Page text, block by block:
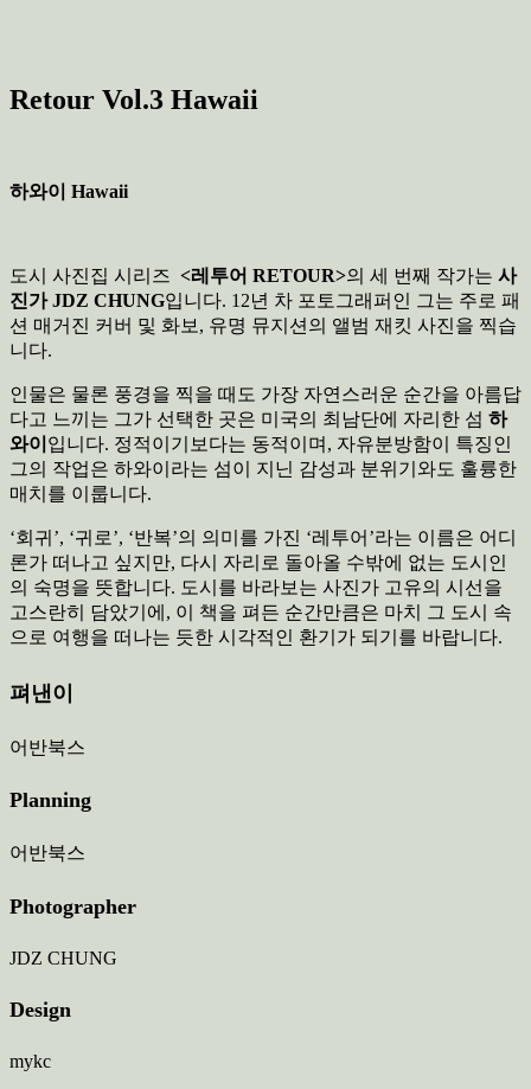
Retour Vol.3 Hawaii
하와이 Hawaii
도시 사진집 시리즈 <레투어 RETOUR>의 세 번째 작가는 사
진가 JDZ CHUNG입니다. 12년 차 포토그래퍼인 그는 주로 패
션 매거진 커버 및 화보, 유명 뮤지션의 앨범 재킷 사진을 찍습
니다.
인물은 물론 풍경을 찍을 때도 가장 자연스러운 순간을 아름답
다고 느끼는 그가 선택한 곳은 미국의 최남단에 자리한 섬 하
와이 입니다. 정적이기보다는 동적이며, 자유분방함이 특징인
그의 작업은 하와이라는 섬이 지닌 감성과 분위기와도 훌륭한
매치를 이룹니다.
‘회귀’, ‘귀로’, ‘반복’의 의미를 가진 ‘레투어’라는 이름은 어디
론가 떠나고 싶지만, 다시 자리로 돌아올 수밖에 없는 도시인
의 숙명을 뜻합니다. 도시를 바라보는 사진가 고유의 시선을
고스란히 담았기에, 이 책을 펴든 순간만큼은 마치 그 도시 속
으로 여행을 떠나는 듯한 시각적인 환기가 되기를 바랍니다.
펴낸이
어반북스
Planning
어반북스
Photographer
JDZ CHUNG
Design
mykc